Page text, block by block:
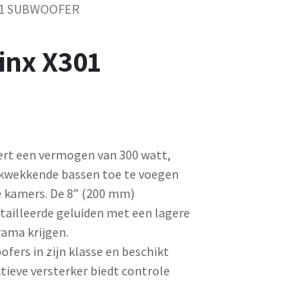
X301
een vermogen van 300 watt,
bassen toe te voegen
De 8” (200 mm)
geluiden met een lagere
krijgen.
in zijn klasse en beschikt
versterker biedt controle